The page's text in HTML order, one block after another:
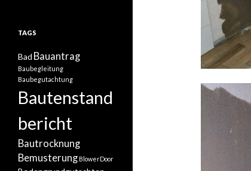
TAGS
Bad Bauantrag
Baubegleitung
Baubegutachtung
Bautenstand
bericht
Bautrocknung
Bemusterung BlowerDoor